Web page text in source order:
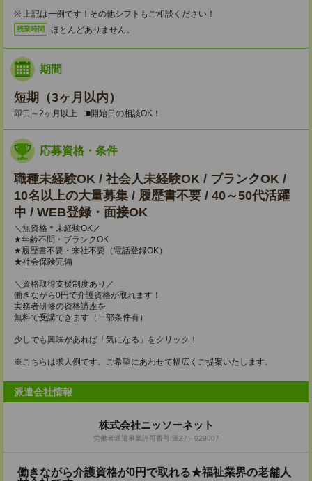
※ 上記は一例です！その他シフトもご相談ください！
残業時間 ほとんどありません。
期間
短期（3ヶ月以内）
即日～2ヶ月以上 ■開始日の相談OK！
応募資格・条件
職種未経験OK / 社会人未経験OK / ブランクOK /
10名以上の大量募集 / 履歴書不要 / 40～50代活躍
中 / WEB登録・面接OK
＼無資格＊未経験OK／
★年齢不問・ブランクOK
★履歴書不要・来社不要（電話登録OK）
★社会保険完備
＼資格取得支援制度あり／
働きながら0円で介護資格が取れます！
実務者研修の資格講座を
無料で受講できます（一部条件有）
少しでも興味があれば「気になる」をクリック！
※こちらは求人例です。ご希望にあわせて幅広くご提案いたします。
派遣会社情報
株式会社ニッソーネット
労働者派遣事業許可番号:派27－029007
働きながら介護資格が0円で取れる★福祉業界の老舗人